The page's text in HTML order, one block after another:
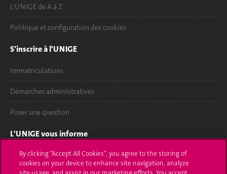
L'UNIGE de A à Z
Politique et configuration des cookies
S'inscrire à l'UNIGE
Immatriculations
Démarches administratives
Poser une question
L'UNIGE vous informe
UNIGE Mobile
By clicking “Accept All Cookies”, you agree to the storing of
cookies on your device to enhance site navigation, analyze